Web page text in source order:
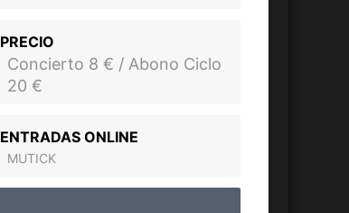
PRECIO
Concierto 8 € / Abono Ciclo
20 €
ENTRADAS ONLINE
MUTICK